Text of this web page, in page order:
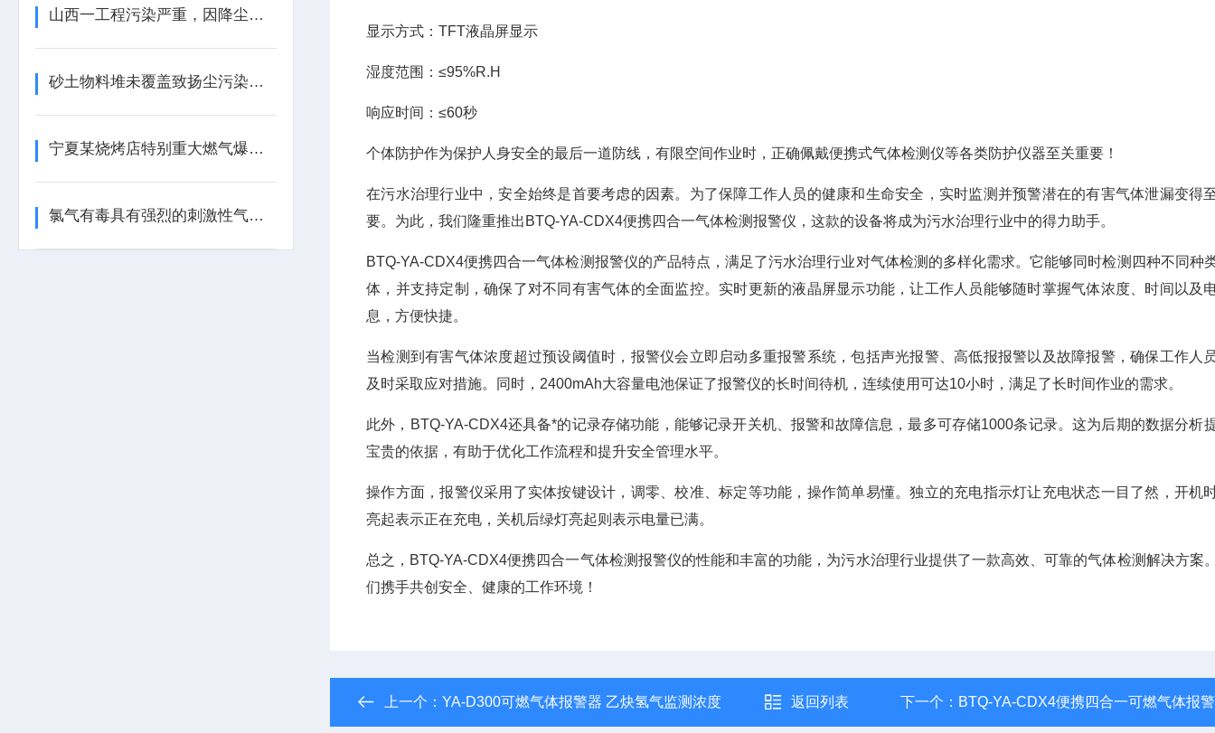
山西一工程污染严重，因降尘设备缺失，居民生活“蒙尘”！
砂土物料堆未覆盖致扬尘污染，海南两公司被罚款！
宁夏某烧烤店特别重大燃气爆炸事故
氯气有毒具有强烈的刺激性气味，防止氯气泄漏的措施！
显示方式：TFT液晶屏显示
湿度范围：≤95%R.H
响应时间：≤60秒
个体防护作为保护人身安全的最后一道防线，有限空间作业时，正确佩戴便携式气体检测仪等各类防护仪器至关重要！
在污水治理行业中，安全始终是首要考虑的因素。为了保障工作人员的健康和生命安全，实时监测并预警潜在的有害气体泄漏变得
要。为此，我们隆重推出BTQ-YA-CDX4便携四合一气体检测报警仪，这款的设备将成为污水治理行业中的得力助手。
BTQ-YA-CDX4便携四合一气体检测报警仪的产品特点，满足了污水治理行业对气体检测的多样化需求。它能够同时检测四种不同种
体，并支持定制，确保了对不同有害气体的全面监控。实时更新的液晶屏显示功能，让工作人员能够随时掌握气体浓度、时间以及
息，方便快捷。
当检测到有害气体浓度超过预设阈值时，报警仪会立即启动多重报警系统，包括声光报警、高低报报警以及故障报警，确保工作人
及时采取应对措施。同时，2400mAh大容量电池保证了报警仪的长时间待机，连续使用可达10小时，满足了长时间作业的需求。
此外，BTQ-YA-CDX4还具备*的记录存储功能，能够记录开关机、报警和故障信息，最多可存储1000条记录。这为后期的数据分析
宝贵的依据，有助于优化工作流程和提升安全管理水平。
操作方面，报警仪采用了实体按键设计，调零、校准、标定等功能，操作简单易懂。独立的充电指示灯让充电状态一目了然，开机
亮起表示正在充电，关机后绿灯亮起则表示电量已满。
总之，BTQ-YA-CDX4便携四合一气体检测报警仪的性能和丰富的功能，为污水治理行业提供了一款高效、可靠的气体检测解决方案
们携手共创安全、健康的工作环境！
上一个： YA-D300可燃气体报警器 乙炔氢气监测浓度 返回列表 下一个： BTQ-YA-CDX4便携四合一可燃气体报